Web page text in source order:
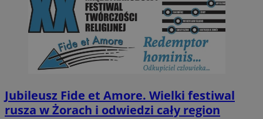
Jubileusz Fide et Amore. Wielki festiwal
rusza w Żorach i odwiedzi cały region